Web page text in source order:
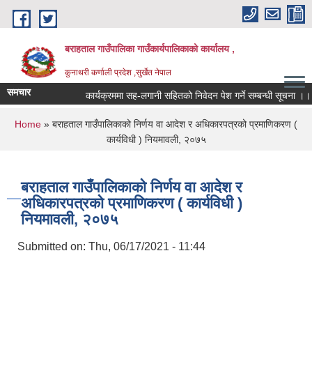
Skip to main content
बराहताल गाउँपालिका गाउँकार्यपालिकाको कार्यालय ,
कुनाथरी कर्णाली प्रदेश ,सुर्खेत नेपाल
समचार कार्यक्रममा सह-लगानी सहितको निवेदन पेश गर्ने सम्बन्धी सूचना ।।।
You are here
Home » बराहताल गाउँपालिकाको निर्णय वा आदेश र अधिकारपत्रको प्रमाणिकरण (
कार्यविधी ) नियमावली, २०७५
बराहताल गाउँपालिकाको निर्णय वा आदेश र
अधिकारपत्रको प्रमाणिकरण ( कार्यविधी )
नियमावली, २०७५
Submitted on: Thu, 06/17/2021 - 11:44